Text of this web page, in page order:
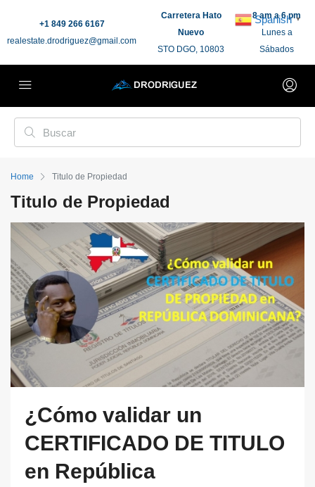
+1 849 266 6167
realestate.drodriguez@gmail.com
Carretera Hato
Nuevo
STO DGO, 10803
8 am a 6 pm
Lunes a
Sábados
Home Titulo de Propiedad
Titulo de Propiedad
¿Cómo validar un
CERTIFICADO DE TITULO
en República
Spanish ▼